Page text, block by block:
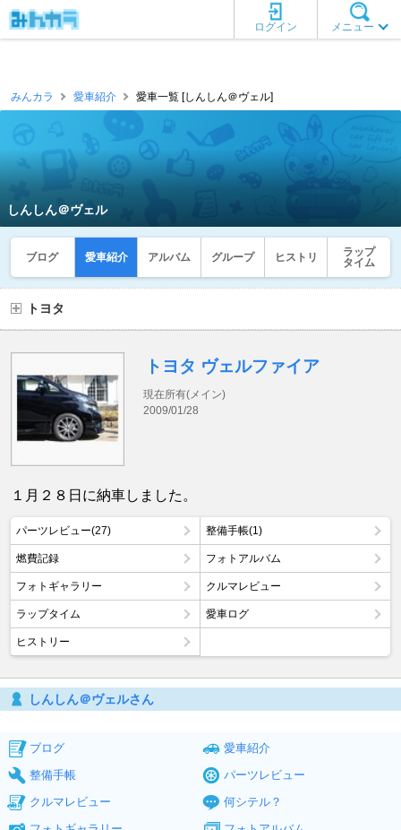
メニュー
ログイン
みんカラ 愛車紹介 愛車一覧 [しんしん＠ヴェル]
しんしん＠ヴェル
ブログ 愛車紹介 アルバム グループ ヒストリ
ラップ
タイム
トヨタ
トヨタ ヴェルファイア
現在所有(メイン)
2009/01/28
１月２８日に納車しました。
パーツレビュー(27) 整備手帳(1)
燃費記録 フォトアルバム
フォトギャラリー クルマレビュー
ラップタイム 愛車ログ
ヒストリー
しんしん＠ヴェルさん
ブログ
愛車紹介
整備手帳
パーツレビュー
クルマレビュー
何シテル？